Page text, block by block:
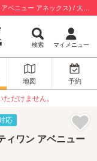
検索 マイメニュー
地図 予約
だけません。
応
ィワン アベニュー